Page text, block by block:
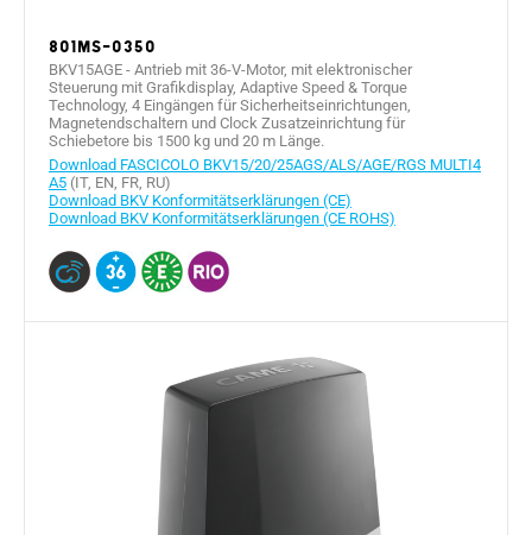
801MS-0350
BKV15AGE - Antrieb mit 36-V-Motor, mit elektronischer
Steuerung mit Grafikdisplay, Adaptive Speed & Torque
Technology, 4 Eingängen für Sicherheitseinrichtungen,
Magnetendschaltern und Clock Zusatzeinrichtung für
Schiebetore bis 1500 kg und 20 m Länge.
Download FASCICOLO BKV15/20/25AGS/ALS/AGE/RGS MULTI4
A5 (IT, EN, FR, RU)
Download BKV Konformitätserklärungen (CE)
Download BKV Konformitätserklärungen (CE ROHS)